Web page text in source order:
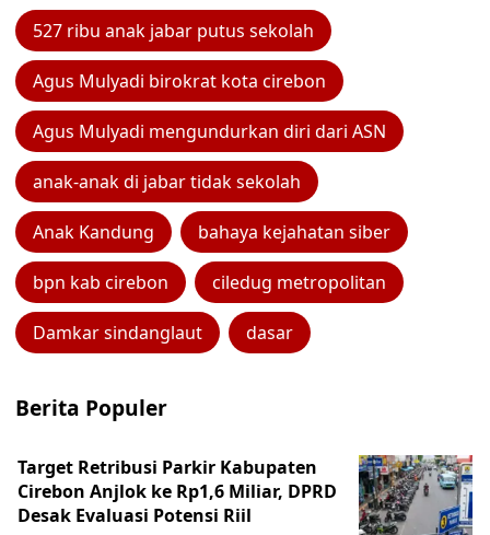
527 ribu anak jabar putus sekolah
Agus Mulyadi birokrat kota cirebon
Agus Mulyadi mengundurkan diri dari ASN
anak-anak di jabar tidak sekolah
Anak Kandung bahaya kejahatan siber
bpn kab cirebon ciledug metropolitan
Damkar sindanglaut dasar
Berita Populer
Target Retribusi Parkir Kabupaten
Cirebon Anjlok ke Rp1,6 Miliar, DPRD
Desak Evaluasi Potensi Riil